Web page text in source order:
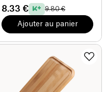
8.33 € 9.80 €
Ajouter au panier